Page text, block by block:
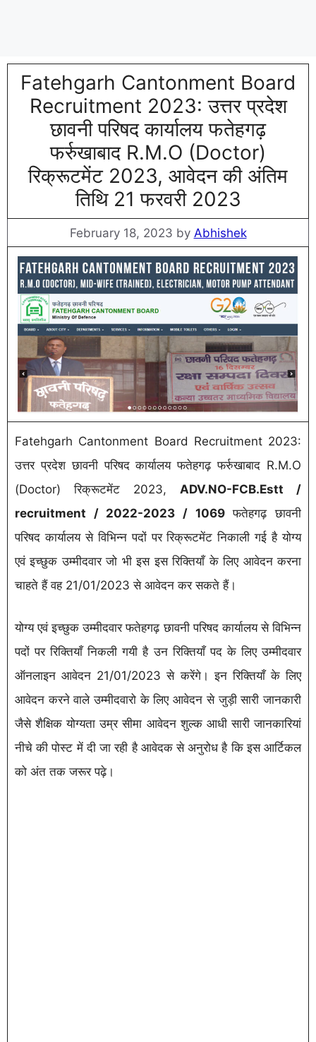
Fatehgarh Cantonment Board
Recruitment 2023: उत्तर प्रदेश
छावनी परिषद कार्यालय फतेहगढ़
फर्रुखाबाद R.M.O (Doctor)
रिक्रूटमेंट 2023, आवेदन की अंतिम
तिथि 21 फरवरी 2023
February 18, 2023 by Abhishek
Fatehgarh Cantonment Board Recruitment 2023:
उत्तर प्रदेश छावनी परिषद कार्यालय फतेहगढ़ फर्रुखाबाद R.M.O
(Doctor) रिक्रूटमेंट 2023, ADV.NO-FCB.Estt /
recruitment / 2022-2023 / 1069फतेहगढ़ छावनी
परिषद कार्यालय से विभिन्न पदों पर रिक्रूटमेंट निकाली गई है योग्य
एवं इच्छुक उम्मीदवार जो भी इस इस रिक्तियाँ के लिए आवेदन करना
चाहते हैं वह 21/01/2023 से आवेदन कर सकते हैं।
योग्य एवं इच्छुक उम्मीदवार फतेहगढ़ छावनी परिषद कार्यालय से विभिन्न
पदों पर रिक्तियाँ निकली गयी है उन रिक्तियाँ पद के लिए उम्मीदवार
ऑनलाइन आवेदन 21/01/2023 से करेंगे। इन रिक्तियाँ के लिए
आवेदन करने वाले उम्मीदवारो के लिए आवेदन से जुड़ी सारी जानकारी
जैसे शैक्षिक योग्यता उम्र सीमा आवेदन शुल्क आधी सारी जानकारियां
नीचे की पोस्ट में दी जा रही है आवेदक से अनुरोध है कि इस आर्टिकल
को अंत तक जरूर पढ़े।